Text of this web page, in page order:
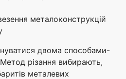
металоконструкцій
двома способами-
різання вибирають,
металевих